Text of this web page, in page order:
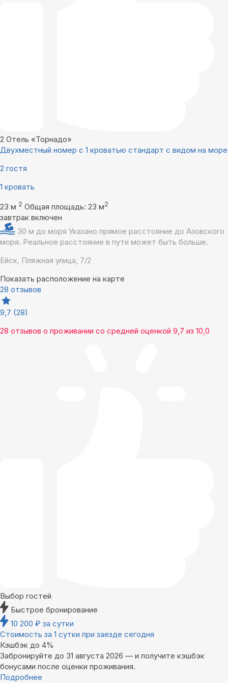
2 Отель «Торнадо»
Двухместный номер с 1 кроватью стандарт с видом на море
2 гостя
1 кровать
23 м 2 Общая площадь: 23 м2
завтрак включен
30 м до моря Указано прямое расстояние до Азовского
моря. Реальное расстояние в пути может быть больше.
Ейск, Пляжная улица, 7/2
Показать расположение на карте
28 отзывов
9,7 (28)
28 отзывов о проживании со средней оценкой 9,7 из 10,0
Выбор гостей
Быстрое бронирование
10 200 ₽ за сутки
Стоимость за 1 сутки при заезде сегодня
Кэшбэк до 4%
Забронируйте до 31 августа 2026 — и получите кэшбэк
бонусами после оценки проживания.
Подробнее